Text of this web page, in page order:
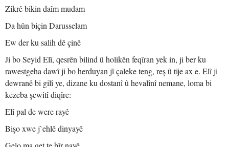
Zikrê bikin daîm mudam
Da hûn biçin Darusselam
Ew der ku salih dê çinê
Ji bo Seyid Elî, qesrên bilind û holikên feqîran yek in, ji ber ku
rawestgeha dawî ji bo herduyan jî çaleke teng, reş û tije ax e. Elî ji
dewranê bi gilî ye, dizane ku dostanî û hevalînî nemane, loma bi
kezeba şewitî diqîre:
Elî pal de were rayê
Bişo xwe j`ehlê dinyayê